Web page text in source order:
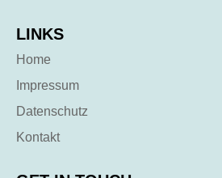
LINKS
Home
Impressum
Datenschutz
Kontakt